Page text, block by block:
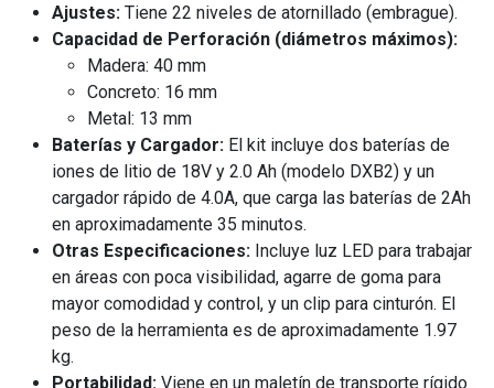
Ajustes: Tiene 22 niveles de atornillado (embrague).
Capacidad de Perforación (diámetros máximos):
Madera: 40 mm
Concreto: 16 mm
Metal: 13 mm
Baterías y Cargador: El kit incluye dos baterías de
iones de litio de 18V y 2.0 Ah (modelo DXB2) y un
cargador rápido de 4.0A, que carga las baterías de 2Ah
en aproximadamente 35 minutos.
Otras Especificaciones: Incluye luz LED para trabajar
en áreas con poca visibilidad, agarre de goma para
mayor comodidad y control, y un clip para cinturón. El
peso de la herramienta es de aproximadamente 1.97
kg.
Portabilidad: Viene en un maletín de transporte rígido